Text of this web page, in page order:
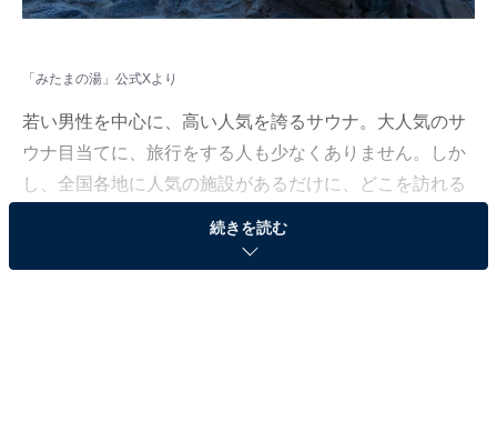
「みたまの湯」公式Xより
若い男性を中心に、高い人気を誇るサウナ。大人気のサ
ウナ目当てに、旅行をする人も少なくありません。しか
し、全国各地に人気の施設があるだけに、どこを訪れる
べきか迷ってしまいますよね。
続きを読む